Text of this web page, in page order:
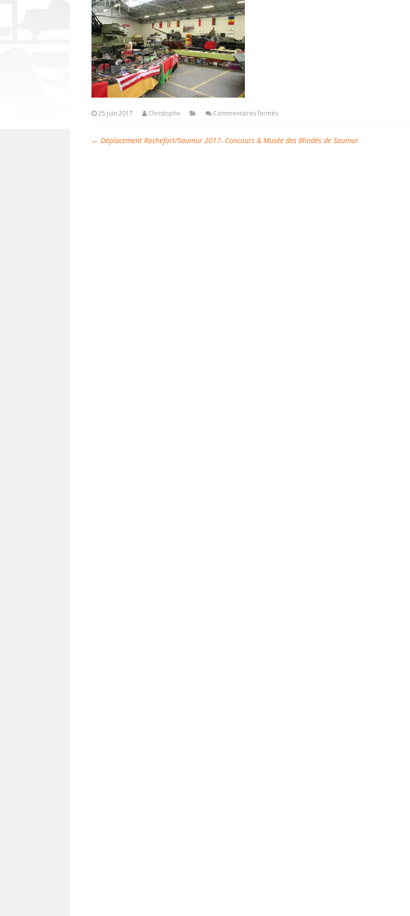
25 juin 2017 Christophe Commentaires fermés
← Déplacement Rochefort/Saumur 2017- Concours & Musée des Blindés de Saumur